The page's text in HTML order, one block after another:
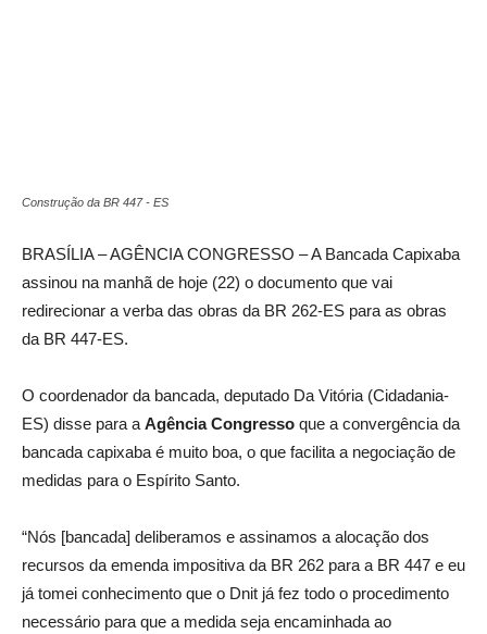
Construção da BR 447 - ES
BRASÍLIA – AGÊNCIA CONGRESSO – A Bancada Capixaba
assinou na manhã de hoje (22) o documento que vai
redirecionar a verba das obras da BR 262-ES para as obras
da BR 447-ES.
O coordenador da bancada, deputado Da Vitória (Cidadania-
ES) disse para a Agência Congresso que a convergência da
bancada capixaba é muito boa, o que facilita a negociação de
medidas para o Espírito Santo.
“Nós [bancada] deliberamos e assinamos a alocação dos
recursos da emenda impositiva da BR 262 para a BR 447 e eu
já tomei conhecimento que o Dnit já fez todo o procedimento
necessário para que a medida seja encaminhada ao